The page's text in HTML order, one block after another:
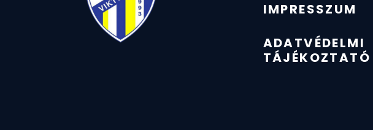
IMPRESSZUM
ADATVÉDELMI
TÁJÉKOZTATÓ